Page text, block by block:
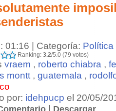
01:16 | Categoría: Política
Ranking: 3.2/5.0 (79 votos)
vraem , roberto chiabra ,
montt , guatemala ,
por: idehpucp el 20/05/
| Descargar